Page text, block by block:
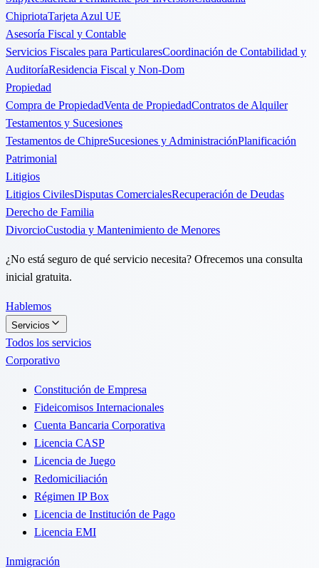
ChipriotaTarjeta Azul UE
Asesoría Fiscal y Contable
Servicios Fiscales para ParticularesCoordinación de Contabilidad y
AuditoríaResidencia Fiscal y Non-Dom
Propiedad
Compra de PropiedadVenta de PropiedadContratos de Alquiler
Testamentos y Sucesiones
Testamentos de ChipreSucesiones y AdministraciónPlanificación
Patrimonial
Litigios
Litigios CivilesDisputas ComercialesRecuperación de Deudas
Derecho de Familia
DivorcioCustodia y Mantenimiento de Menores
¿No está seguro de qué servicio necesita? Ofrecemos una consulta
inicial gratuita.
Hablemos
Servicios
Todos los servicios
Corporativo
Constitución de Empresa
Fideicomisos Internacionales
Cuenta Bancaria Corporativa
Licencia CASP
Licencia de Juego
Redomiciliación
Régimen IP Box
Licencia de Institución de Pago
Licencia EMI
Inmigración